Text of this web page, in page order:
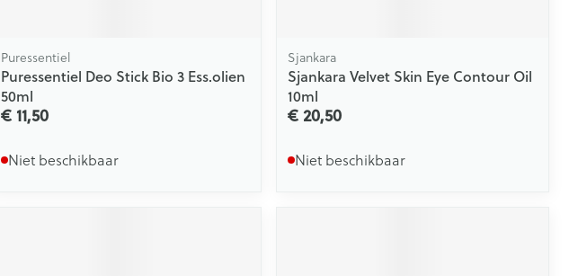
Puressentiel
Puressentiel Deo Stick Bio 3 Ess.olien
50ml
€ 11,50
Niet beschikbaar
Sjankara
Sjankara Velvet Skin Eye Contour Oil
10ml
€ 20,50
Niet beschikbaar